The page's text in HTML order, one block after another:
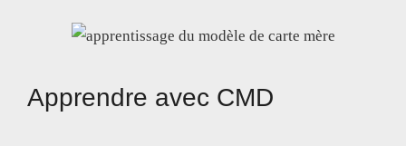
Apprendre avec CMD